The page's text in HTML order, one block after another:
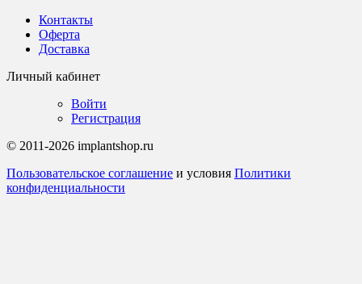
Контакты
Оферта
Доставка
Личный кабинет
Войти
Регистрация
© 2011-2026 implantshop.ru
Пользовательское соглашение и условия Политики
конфиденциальности